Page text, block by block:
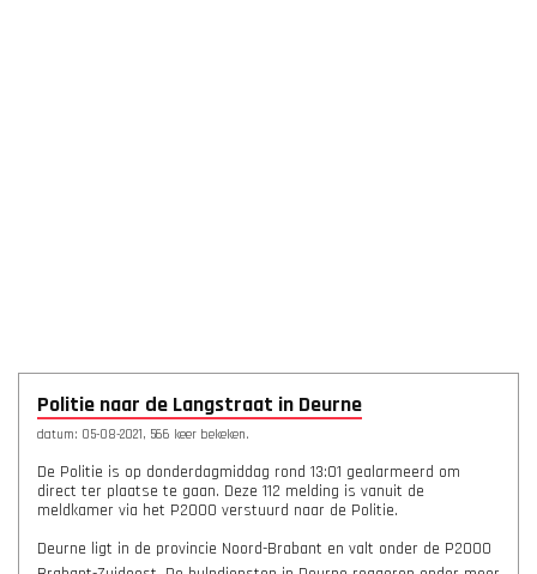
Politie naar de Langstraat in Deurne
datum: 05-08-2021, 566 keer bekeken.
De Politie is op donderdagmiddag rond 13:01 gealarmeerd om
direct ter plaatse te gaan. Deze 112 melding is vanuit de
meldkamer via het P2000 verstuurd naar de Politie.
Deurne ligt in de provincie Noord-Brabant en valt onder de P2000